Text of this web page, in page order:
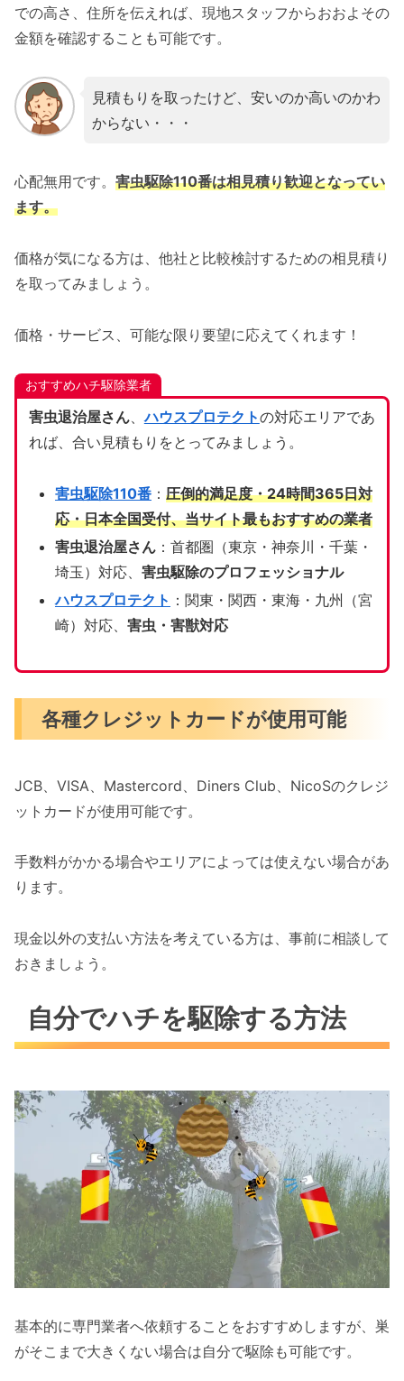
での高さ、住所を伝えれば、現地スタッフからおおよその
金額を確認することも可能です。
見積もりを取ったけど、安いのか高いのかわ
からない・・・
心配無用です。 害虫駆除110番は相見積り歓迎となってい
ます。
価格が気になる方は、他社と比較検討するための相見積り
を取ってみましょう。
価格・サービス、可能な限り要望に応えてくれます！
おすすめハチ駆除業者
害虫退治屋さん、ハウスプロテクトの対応エリアであ
れば、合い見積もりをとってみましょう。
害虫駆除110番： 圧倒的満足度・24時間365日対
応・日本全国受付、当サイト最もおすすめの業者
害虫退治屋さん：首都圏（東京・神奈川・千葉・
埼玉）対応、 害虫駆除のプロフェッショナル
ハウスプロテクト ：関東・関西・東海・九州（宮
崎）対応、 害虫・害獣対応
各種クレジットカードが使用可能
JCB、VISA、Mastercord、Diners Club、NicoSのクレジ
ットカードが使用可能です。
手数料がかかる場合やエリアによっては使えない場合があ
ります。
現金以外の支払い方法を考えている方は、事前に相談して
おきましょう。
自分でハチを駆除する方法
基本的に専門業者へ依頼することをおすすめしますが、巣
がそこまで大きくない場合は自分で駆除も可能です。